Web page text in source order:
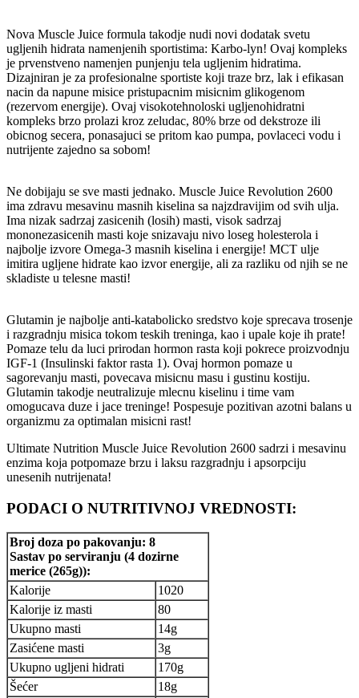
Nova Muscle Juice formula takodje nudi novi dodatak svetu
ugljenih hidrata namenjenih sportistima: Karbo-lyn! Ovaj kompleks
je prvenstveno namenjen punjenju tela ugljenim hidratima.
Dizajniran je za profesionalne sportiste koji traze brz, lak i efikasan
nacin da napune misice pristupacnim misicnim glikogenom
(rezervom energije). Ovaj visokotehnoloski ugljenohidratni
kompleks brzo prolazi kroz zeludac, 80% brze od dekstroze ili
obicnog secera, ponasajuci se pritom kao pumpa, povlaceci vodu i
nutrijente zajedno sa sobom!
Ne dobijaju se sve masti jednako. Muscle Juice Revolution 2600
ima zdravu mesavinu masnih kiselina sa najzdravijim od svih ulja.
Ima nizak sadrzaj zasicenih (losih) masti, visok sadrzaj
mononezasicenih masti koje snizavaju nivo loseg holesterola i
najbolje izvore Omega-3 masnih kiselina i energije! MCT ulje
imitira ugljene hidrate kao izvor energije, ali za razliku od njih se ne
skladiste u telesne masti!
Glutamin je najbolje anti-katabolicko sredstvo koje sprecava trosenje
i razgradnju misica tokom teskih treninga, kao i upale koje ih prate!
Pomaze telu da luci prirodan hormon rasta koji pokrece proizvodnju
IGF-1 (Insulinski faktor rasta 1). Ovaj hormon pomaze u
sagorevanju masti, povecava misicnu masu i gustinu kostiju.
Glutamin takodje neutralizuje mlecnu kiselinu i time vam
omogucava duze i jace treninge! Pospesuje pozitivan azotni balans u
organizmu za optimalan misicni rast!
Ultimate Nutrition Muscle Juice Revolution 2600 sadrzi i mesavinu
enzima koja potpomaze brzu i laksu razgradnju i apsorpciju
unesenih nutrijenata!
PODACI O NUTRITIVNOJ VREDNOSTI:
Broj doza po pakovanju: 8
Sastav po serviranju (4 dozirne
merice (265g)):
Kalorije
1020
Kalorije iz masti
80
Ukupno masti
14g
Zasićene masti
3g
Ukupno ugljeni hidrati
170g
Šećer
18g